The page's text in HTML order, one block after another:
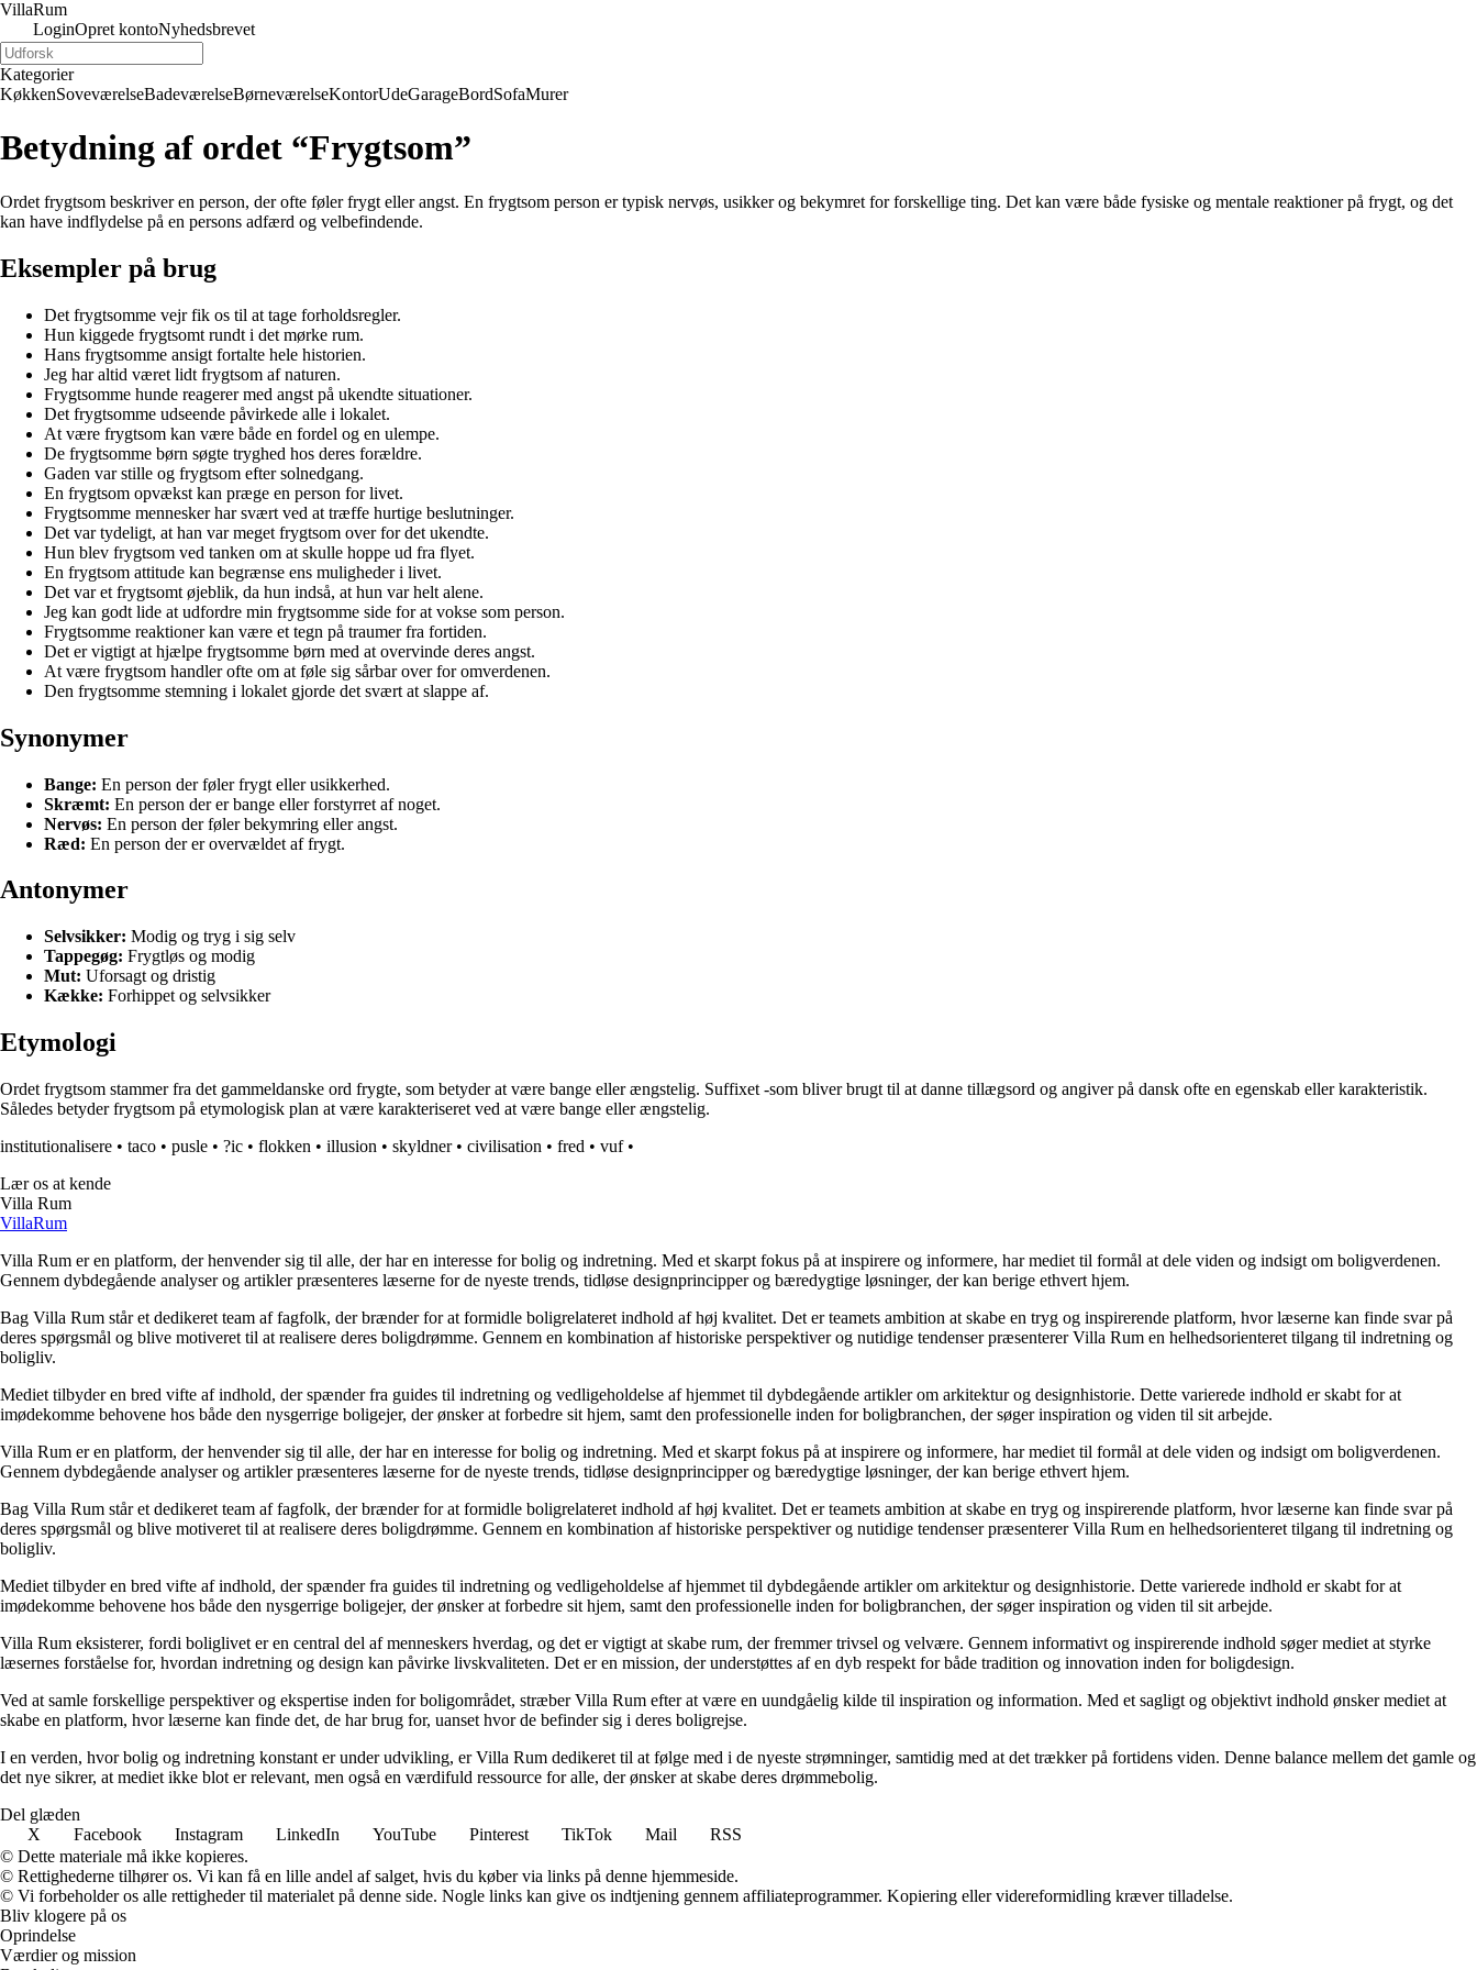
VillaRum
LoginOpret kontoNyhedsbrevet
Kategorier
KøkkenSoveværelseBadeværelseBørneværelseKontorUdeGarageBordSofaMurer
Betydning af ordet “Frygtsom”
Ordet frygtsom beskriver en person, der ofte føler frygt eller angst. En frygtsom person er typisk nervøs, usikker og bekymret for forskellige ting. Det kan være både fysiske og mentale reaktioner på frygt, og det
kan have indflydelse på en persons adfærd og velbefindende.
Eksempler på brug
Det frygtsomme vejr fik os til at tage forholdsregler.
Hun kiggede frygtsomt rundt i det mørke rum.
Hans frygtsomme ansigt fortalte hele historien.
Jeg har altid været lidt frygtsom af naturen.
Frygtsomme hunde reagerer med angst på ukendte situationer.
Det frygtsomme udseende påvirkede alle i lokalet.
At være frygtsom kan være både en fordel og en ulempe.
De frygtsomme børn søgte tryghed hos deres forældre.
Gaden var stille og frygtsom efter solnedgang.
En frygtsom opvækst kan præge en person for livet.
Frygtsomme mennesker har svært ved at træffe hurtige beslutninger.
Det var tydeligt, at han var meget frygtsom over for det ukendte.
Hun blev frygtsom ved tanken om at skulle hoppe ud fra flyet.
En frygtsom attitude kan begrænse ens muligheder i livet.
Det var et frygtsomt øjeblik, da hun indså, at hun var helt alene.
Jeg kan godt lide at udfordre min frygtsomme side for at vokse som person.
Frygtsomme reaktioner kan være et tegn på traumer fra fortiden.
Det er vigtigt at hjælpe frygtsomme børn med at overvinde deres angst.
At være frygtsom handler ofte om at føle sig sårbar over for omverdenen.
Den frygtsomme stemning i lokalet gjorde det svært at slappe af.
Synonymer
Bange: En person der føler frygt eller usikkerhed.
Skræmt: En person der er bange eller forstyrret af noget.
Nervøs: En person der føler bekymring eller angst.
Ræd: En person der er overvældet af frygt.
Antonymer
Selvsikker: Modig og tryg i sig selv
Tappegøg: Frygtløs og modig
Mut: Uforsagt og dristig
Kække: Forhippet og selvsikker
Etymologi
Ordet frygtsom stammer fra det gammeldanske ord frygte, som betyder at være bange eller ængstelig. Suffixet -som bliver brugt til at danne tillægsord og angiver på dansk ofte en egenskab eller karakteristik.
Således betyder frygtsom på etymologisk plan at være karakteriseret ved at være bange eller ængstelig.
institutionalisere • taco • pusle • ?ic • flokken • illusion • skyldner• civilisation • fred • vuf•
Lær os at kende
Villa Rum
VillaRum
Villa Rum er en platform, der henvender sig til alle, der har en interesse for bolig og indretning. Med et skarpt fokus på at inspirere og informere, har mediet til formål at dele viden og indsigt om boligverdenen.
Gennem dybdegående analyser og artikler præsenteres læserne for de nyeste trends, tidløse designprincipper og bæredygtige løsninger, der kan berige ethvert hjem.
Bag Villa Rum står et dedikeret team af fagfolk, der brænder for at formidle boligrelateret indhold af høj kvalitet. Det er teamets ambition at skabe en tryg og inspirerende platform, hvor læserne kan finde svar på
deres spørgsmål og blive motiveret til at realisere deres boligdrømme. Gennem en kombination af historiske perspektiver og nutidige tendenser præsenterer Villa Rum en helhedsorienteret tilgang til indretning og
boligliv.
Mediet tilbyder en bred vifte af indhold, der spænder fra guides til indretning og vedligeholdelse af hjemmet til dybdegående artikler om arkitektur og designhistorie. Dette varierede indhold er skabt for at
imødekomme behovene hos både den nysgerrige boligejer, der ønsker at forbedre sit hjem, samt den professionelle inden for boligbranchen, der søger inspiration og viden til sit arbejde.
Villa Rum er en platform, der henvender sig til alle, der har en interesse for bolig og indretning. Med et skarpt fokus på at inspirere og informere, har mediet til formål at dele viden og indsigt om boligverdenen.
Gennem dybdegående analyser og artikler præsenteres læserne for de nyeste trends, tidløse designprincipper og bæredygtige løsninger, der kan berige ethvert hjem.
Bag Villa Rum står et dedikeret team af fagfolk, der brænder for at formidle boligrelateret indhold af høj kvalitet. Det er teamets ambition at skabe en tryg og inspirerende platform, hvor læserne kan finde svar på
deres spørgsmål og blive motiveret til at realisere deres boligdrømme. Gennem en kombination af historiske perspektiver og nutidige tendenser præsenterer Villa Rum en helhedsorienteret tilgang til indretning og
boligliv.
Mediet tilbyder en bred vifte af indhold, der spænder fra guides til indretning og vedligeholdelse af hjemmet til dybdegående artikler om arkitektur og designhistorie. Dette varierede indhold er skabt for at
imødekomme behovene hos både den nysgerrige boligejer, der ønsker at forbedre sit hjem, samt den professionelle inden for boligbranchen, der søger inspiration og viden til sit arbejde.
Villa Rum eksisterer, fordi boliglivet er en central del af menneskers hverdag, og det er vigtigt at skabe rum, der fremmer trivsel og velvære. Gennem informativt og inspirerende indhold søger mediet at styrke
læsernes forståelse for, hvordan indretning og design kan påvirke livskvaliteten. Det er en mission, der understøttes af en dyb respekt for både tradition og innovation inden for boligdesign.
Ved at samle forskellige perspektiver og ekspertise inden for boligområdet, stræber Villa Rum efter at være en uundgåelig kilde til inspiration og information. Med et sagligt og objektivt indhold ønsker mediet at
skabe en platform, hvor læserne kan finde det, de har brug for, uanset hvor de befinder sig i deres boligrejse.
I en verden, hvor bolig og indretning konstant er under udvikling, er Villa Rum dedikeret til at følge med i de nyeste strømninger, samtidig med at det trækker på fortidens viden. Denne balance mellem det gamle og
det nye sikrer, at mediet ikke blot er relevant, men også en værdifuld ressource for alle, der ønsker at skabe deres drømmebolig.
Del glæden
X
Facebook Instagram LinkedIn YouTube Pinterest TikTok Mail
RSS
© Dette materiale må ikke kopieres.
© Rettighederne tilhører os. Vi kan få en lille andel af salget, hvis du køber via links på denne hjemmeside.
© Vi forbeholder os alle rettigheder til materialet på denne side. Nogle links kan give os indtjening gennem affiliateprogrammer. Kopiering eller videreformidling kræver tilladelse.
Bliv klogere på os
Oprindelse
Værdier og mission